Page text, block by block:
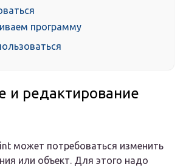
программу
и редактирование
может потребоваться изменить
или объект. Для этого надо